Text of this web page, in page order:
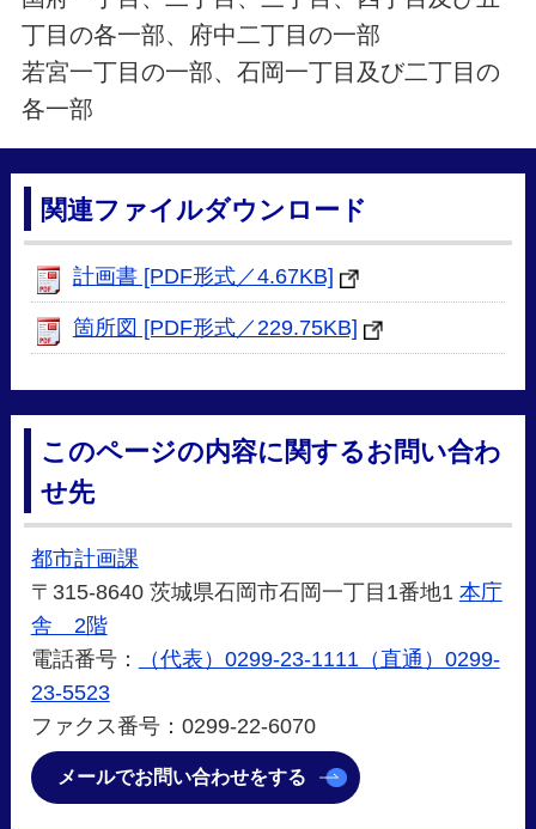
丁目の各一部、府中二丁目の一部
若宮一丁目の一部、石岡一丁目及び二丁目の
各一部
関連ファイルダウンロード
計画書 [PDF形式／4.67KB]
箇所図 [PDF形式／229.75KB]
このページの内容に関するお問い合わ
せ先
都市計画課
〒315-8640 茨城県石岡市石岡一丁目1番地1 本庁
舎 2階
電話番号：
（代表）0299-23-1111（直通）0299-
23-5523
ファクス番号：0299-22-6070
メールでお問い合わせをする